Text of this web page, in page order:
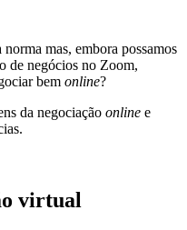
mas, embora possamos
de negócios no Zoom,
bem online?
da negociação online e
virtual